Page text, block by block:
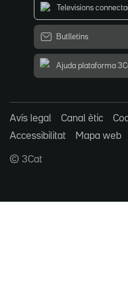
Televisions
Butlletins
Ajuda plataforma
Avís legal Canal ètic
Accessibilitat
Mapa web
© 3Cat